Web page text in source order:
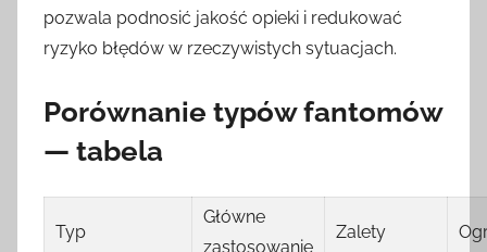
pozwala podnosić jakość opieki i redukować
ryzyko błędów w rzeczywistych sytuacjach.
Porównanie typów fantomów
— tabela
Typ
Główne
zastosowanie
Zalety